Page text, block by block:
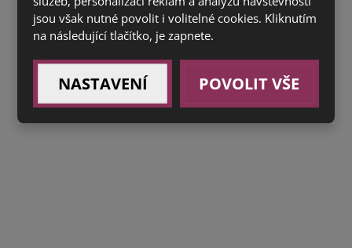
jsou však nutné povolit i volitelné cookies. Kliknutím
na následující tlačítko, je zapnete.
NASTAVENÍ POVOLIT VŠE